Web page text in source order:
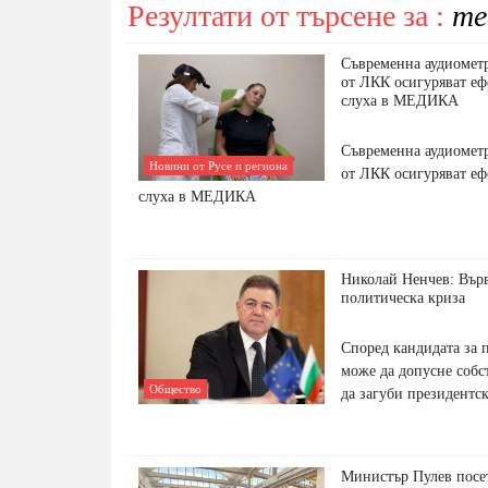
Резултати от търсене за :
Новини от Русе и региона
Съвременна
от ЛКК осигуряват
слуха в МЕДИКА
Съвременна
от ЛКК осигуряват
слуха в МЕДИКА
Общество
Николай Ненчев:
политическа криза
Според кандидата за
може да допусне
да загуби
Министър Пулев